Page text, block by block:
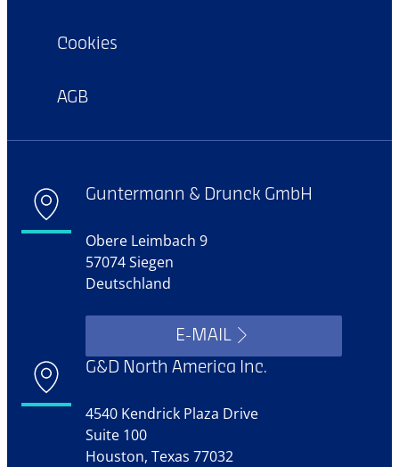
Cookies
AGB
Guntermann & Drunck GmbH
Obere Leimbach 9
57074 Siegen
Deutschland
E-MAIL
G&D North America Inc.
4540 Kendrick Plaza Drive
Suite 100
Houston, Texas 77032